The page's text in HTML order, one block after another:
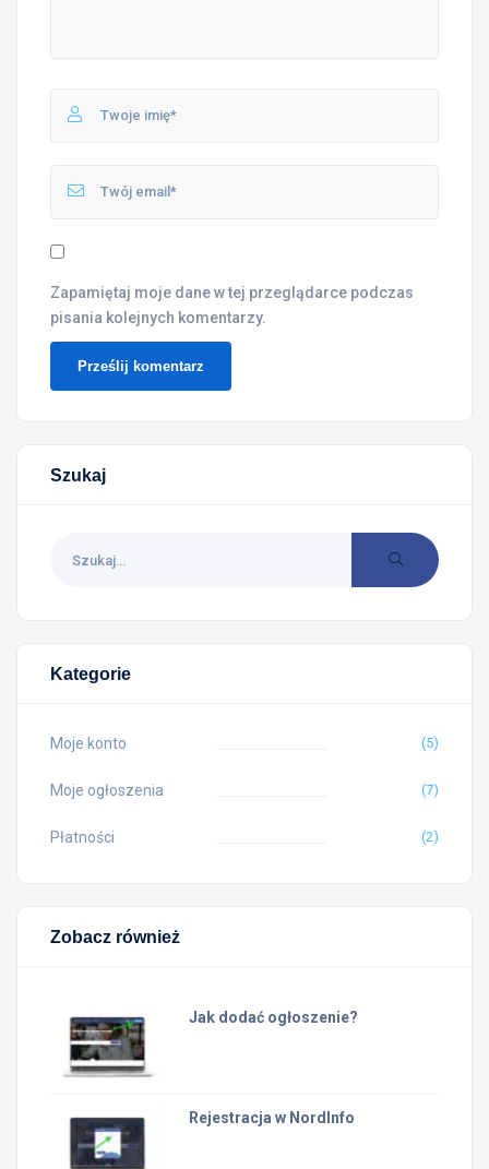
Zapamiętaj moje dane w tej przeglądarce podczas
pisania kolejnych komentarzy.
Szukaj
Kategorie
Moje konto (5)
Moje ogłoszenia (7)
Płatności (2)
Zobacz również
Jak dodać ogłoszenie?
Rejestracja w NordInfo